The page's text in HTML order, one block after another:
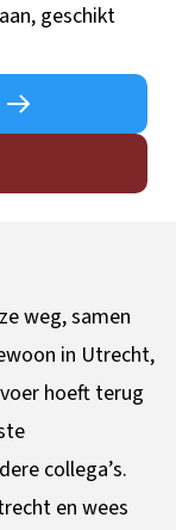
geschikt
weg, samen
in Utrecht,
hoeft terug
collega’s.
en wees